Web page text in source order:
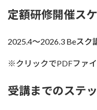
定額研修開催ス
2025.4～2026.3 Beスク
※クリックでPDFファイ
受講までのステ